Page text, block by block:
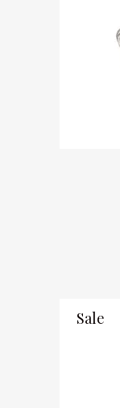
Sale